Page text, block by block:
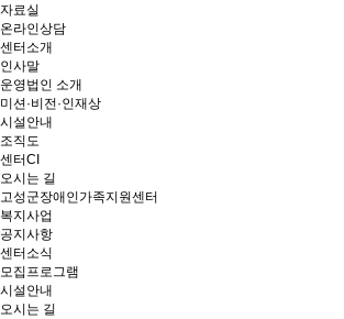
자료실
온라인상담
센터소개
인사말
운영법인 소개
미션·비전·인재상
시설안내
조직도
센터CI
오시는 길
고성군장애인가족지원센터
복지사업
공지사항
센터소식
모집프로그램
시설안내
오시는 길